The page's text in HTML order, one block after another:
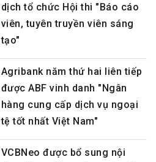
dịch tổ chức Hội thi "Báo cáo
viên, tuyên truyền viên sáng
tạo"
Agribank năm thứ hai liên tiếp
được ABF vinh danh "Ngân
hàng cung cấp dịch vụ ngoại
tệ tốt nhất Việt Nam"
VCBNeo được bổ sung nội